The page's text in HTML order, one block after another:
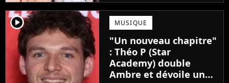
dernière minute pour
des raisons de santé, ne
sera finalement pas
reprogrammé.
player2 MUSIQUE
"Un nouveau chapitre"
: Théo P (Star
Academy) double
Ambre et dévoile un